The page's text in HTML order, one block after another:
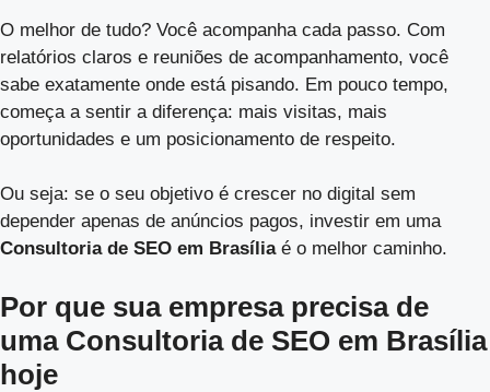
O melhor de tudo? Você acompanha cada passo. Com
relatórios claros e reuniões de acompanhamento, você
sabe exatamente onde está pisando. Em pouco tempo,
começa a sentir a diferença: mais visitas, mais
oportunidades e um posicionamento de respeito.
Ou seja: se o seu objetivo é crescer no digital sem
depender apenas de anúncios pagos, investir em uma
Consultoria de SEO em Brasíliaé o melhor caminho.
Por que sua empresa precisa de
uma Consultoria de SEO em Brasília
hoje